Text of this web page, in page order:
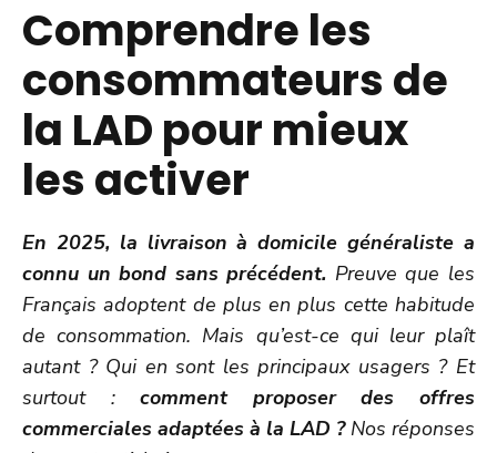
Comprendre les
consommateurs de
la LAD pour mieux
les activer
En 2025, la livraison à domicile généraliste a
connu un bond sans précédent. Preuve que les
Français adoptent de plus en plus cette habitude
de consommation. Mais qu’est-ce qui leur plaît
autant ? Qui en sont les principaux usagers ? Et
surtout :comment proposer des offres
commerciales adaptées à la LAD ?Nos réponses